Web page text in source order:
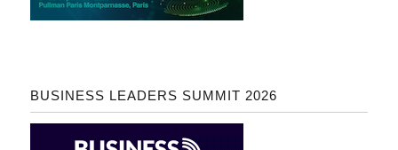
BUSINESS LEADERS SUMMIT 2026